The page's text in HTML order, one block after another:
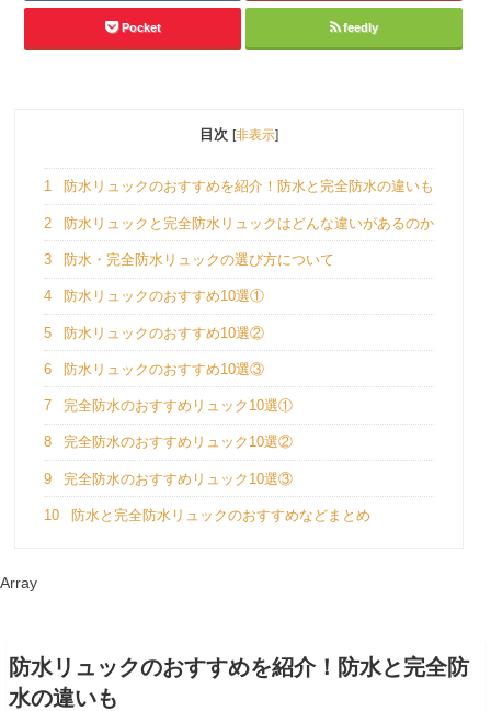
Pocket feedly
目次 [非表示]
1 防水リュックのおすすめを紹介！防水と完全防水の違いも
2 防水リュックと完全防水リュックはどんな違いがあるのか
3 防水・完全防水リュックの選び方について
4 防水リュックのおすすめ10選①
5 防水リュックのおすすめ10選②
6 防水リュックのおすすめ10選③
7 完全防水のおすすめリュック10選①
8 完全防水のおすすめリュック10選②
9 完全防水のおすすめリュック10選③
10 防水と完全防水リュックのおすすめなどまとめ
Array
防水リュックのおすすめを紹介！防水と完全防
水の違いも